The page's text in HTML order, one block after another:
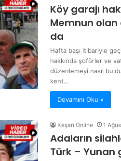
Köy garajı
Memnun
da
Hafta başı itibariyle
hakkında şoförler ve
düzenlemeyi nasıl
kent…
Devamını Oku »
Keşan Online 1
Adaların
Türk – Yunan